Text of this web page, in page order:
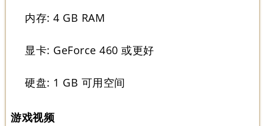
内存: 4 GB RAM
显卡: GeForce 460 或更好
硬盘: 1 GB 可用空间
游戏视频